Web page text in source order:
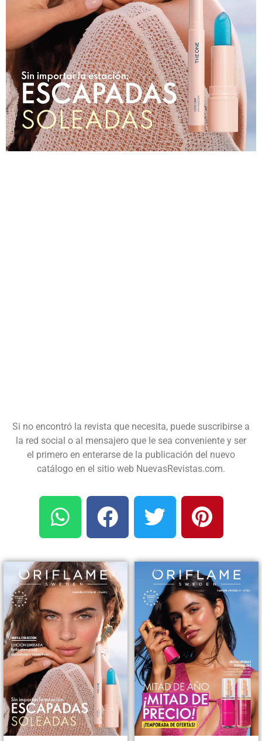
Si no encontró la revista que necesita, puede suscribirse a
la red social o al mensajero que le sea conveniente y ser
el primero en enterarse de la publicación del nuevo
catálogo en el sitio web NuevasRevistas.com.